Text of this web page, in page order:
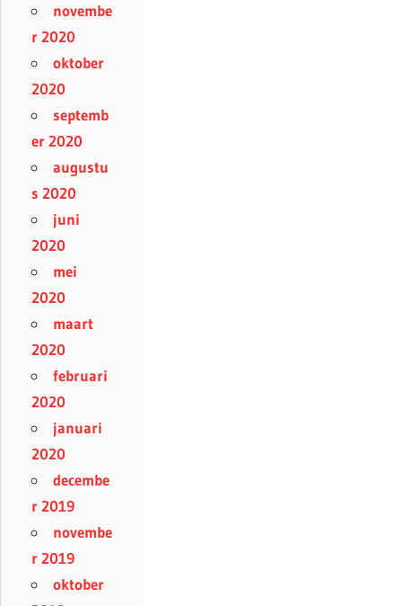
novembe
r 2020
oktober
2020
septemb
er 2020
augustu
s 2020
juni
2020
mei
2020
maart
2020
februari
2020
januari
2020
decembe
r 2019
novembe
r 2019
oktober